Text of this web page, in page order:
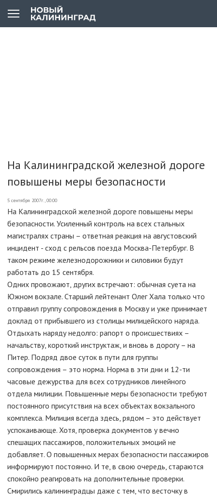
На Калининградской железной дороге
повышены меры безопасности
5 сентября 2007г., 00:00
На Калининградской железной дороге повышены меры
безопасности. Усиленный контроль на всех стальных
магистралях страны – ответная реакция на августовский
инцидент - сход с рельсов поезда Москва-Петербург. В
таком режиме железнодорожники и силовики будут
работать до 15 сентября.
Одних провожают, других встречают: обычная суета на
Южном вокзале. Старший лейтенант Олег Хала только что
отправил группу сопровождения в Москву и уже принимает
доклад от прибывшего из столицы милицейского наряда.
Отдыхать наряду недолго: рапорт о происшествиях –
начальству, короткий инструктаж, и вновь в дорогу – на
Питер. Подряд двое суток в пути для группы
сопровождения – это норма. Норма в эти дни и 12-ти
часовые дежурства для всех сотрудников линейного
отдела милиции. Повышенные меры безопасности требуют
постоянного присутствия на всех объектах вокзального
комплекса. Милиция всегда здесь, рядом – это действует
успокаивающе. Хотя, проверка документов у вечно
спешащих пассажиров, положительных эмоций не
добавляет. О повышенных мерах безопасности пассажиров
информируют постоянно. И те, в свою очередь, стараются
спокойно реагировать на дополнительные проверки.
Смирились калининградцы даже с тем, что весточку в